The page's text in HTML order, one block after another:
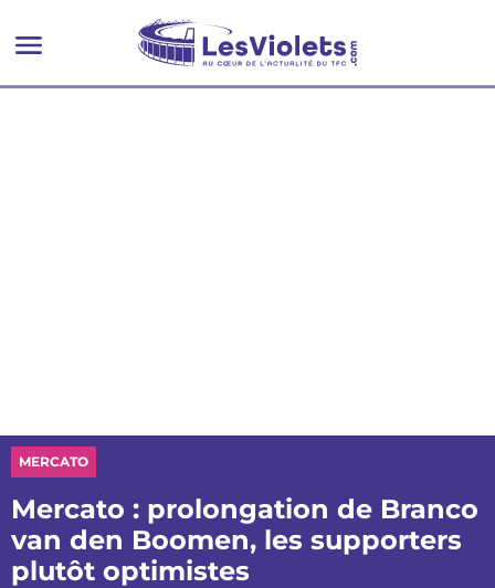
Strasbourg
MERCATO
Mercato : prolongation de Branco
van den Boomen, les supporters
plutôt optimistes